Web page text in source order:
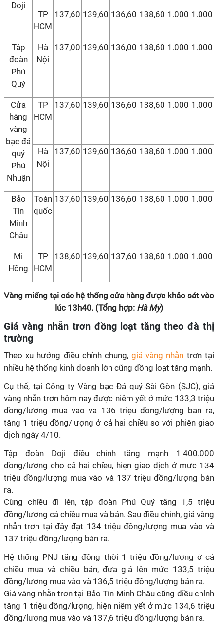
Doji
TP
HCM
137,60 139,60 136,60 138,60 1.000 1.000
Tập
đoàn
Phú
Quý
Hà
Nội
137,00 139,60 136,00 138,60 1.000 1.000
Cửa
hàng
vàng
bạc đá
quý
Phú
Nhuận
TP
HCM
137,60 139,60 136,60 138,60 1.000 1.000
Hà
Nội
137,60 139,60 136,60 138,60 1.000 1.000
Bảo
Tín
Minh
Châu
Toàn
quốc
137,60 139,60 136,60 138,60 1.000 1.000
Mi
Hồng
TP
HCM
138,60 139,60 137,60 138,60 1.000 1.000
Vàng miếng tại các hệ thống cửa hàng được khảo sát vào
lúc 13h40. (Tổng hợp: Hà My)
Giá vàng nhẫn trơn đồng loạt tăng theo đà thị
trường
Theo xu hướng điều chỉnh chung, giá vàng nhẫn trơn tại
nhiều hệ thống kinh doanh lớn cũng đồng loạt tăng mạnh.
Cụ thể, tại Công ty Vàng bạc Đá quý Sài Gòn (SJC), giá
vàng nhẫn trơn hôm nay được niêm yết ở mức 133,3 triệu
đồng/lượng mua vào và 136 triệu đồng/lượng bán ra,
tăng 1 triệu đồng/lượng ở cả hai chiều so với phiên giao
dịch ngày 4/10.
Tập đoàn Doji điều chỉnh tăng mạnh 1.400.000
đồng/lượng cho cả hai chiều, hiện giao dịch ở mức 134
triệu đồng/lượng mua vào và 137 triệu đồng/lượng bán
ra.
Cùng chiều đi lên, tập đoàn Phú Quý tăng 1,5 triệu
đồng/lượng cả chiều mua và bán. Sau điều chỉnh, giá vàng
nhẫn trơn tại đây đạt 134 triệu đồng/lượng mua vào và
137 triệu đồng/lượng bán ra.
Hệ thống PNJ tăng đồng thời 1 triệu đồng/lượng ở cả
chiều mua và chiều bán, đưa giá lên mức 133,5 triệu
đồng/lượng mua vào và 136,5 triệu đồng/lượng bán ra.
Giá vàng nhẫn trơn tại Bảo Tín Minh Châu cũng điều chỉnh
tăng 1 triệu đồng/lượng, hiện niêm yết ở mức 134,6 triệu
đồng/lượng mua vào và 137,6 triệu đồng/lượng bán ra.